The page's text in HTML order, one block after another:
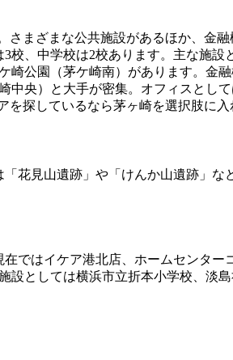
まざまな公共施設があるほか、金
校、中学校は2校あります。主な施
公園（茅ケ崎南）があります。金
中央）と大手が密集。オフィスと
探しているなら茅ヶ崎を選択肢に入
花見山遺跡」や「けんか山遺跡」
ではイケア港北店、ホームセンタ
としては横浜市立折本小学校、淡